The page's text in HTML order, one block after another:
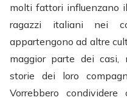
molti fattori influenzano
ragazzi italiani nei
appartengono ad altre
maggior parte dei casi,
storie dei loro
Vorrebbero